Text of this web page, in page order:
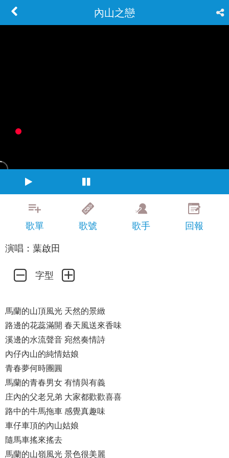
內山之戀
歌單 歌號 歌手
回報
演唱：葉啟田
字型
馬蘭的山頂風光 天然的景緻
路邊的花蕊滿開 春天風送來香味
溪邊的水流聲音 宛然奏情詩
內仔內山的純情姑娘
青春夢何時團圓
馬蘭的青春男女 有情與有義
庄內的父老兄弟 大家都歡歡喜喜
路中的牛馬拖車 感覺真趣味
車仔車頂的內山姑娘
隨馬車搖來搖去
馬蘭的山嶺風光 景色很美麗